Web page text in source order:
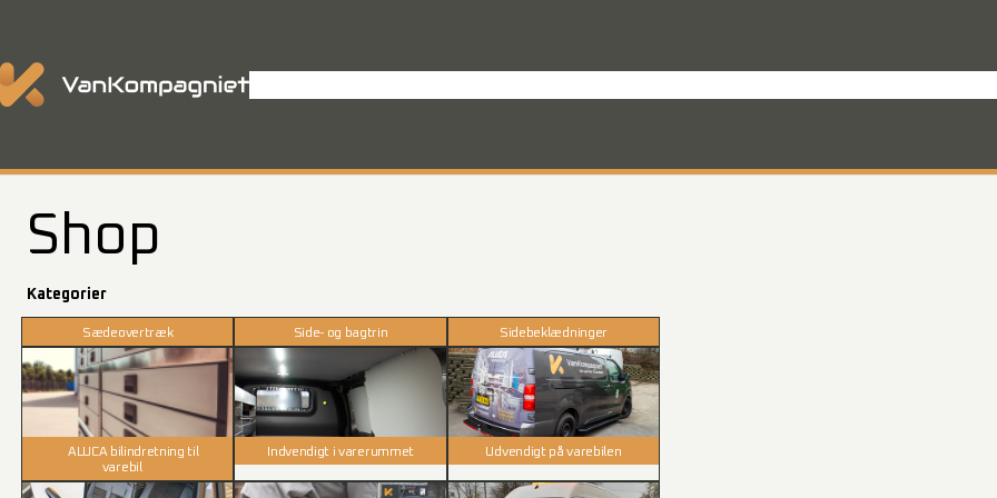
indhold
Shop
Kategorier
Sædeovertræk Side- og bagtrin Sidebeklædninger
ALUCA bilindretning til
varebil
Indvendigt i varerummet Udvendigt på varebilen